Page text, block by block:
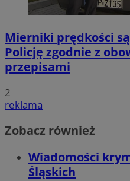
Mierniki prędkości
Policję zgodnie z
przepisami
2
reklama
Zobacz również
Wiadomości
Śląskich